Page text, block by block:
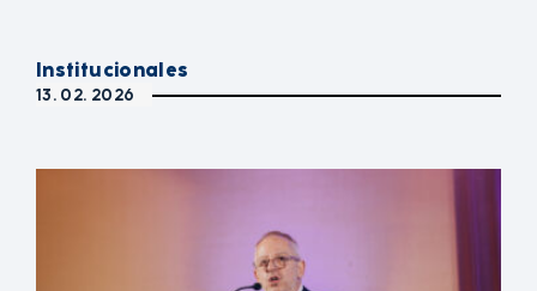
Institucionales
13. 02. 2026